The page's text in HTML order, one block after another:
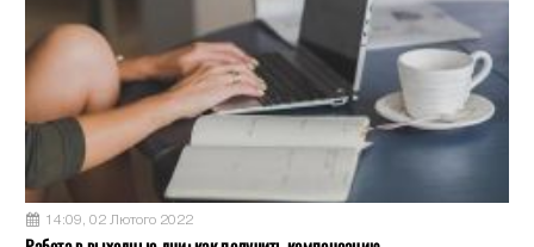
14:09, 02 Лютого 2022